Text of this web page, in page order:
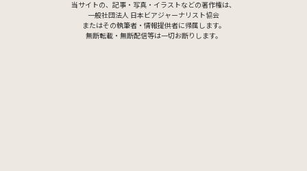
当サイトの、記事・写真・イラストなどの著作権は、
一般社団法人 日本ビアジャーナリスト協会
またはその執筆者・情報提供者に帰属します。
無断転載・無断配信等は一切お断りします。